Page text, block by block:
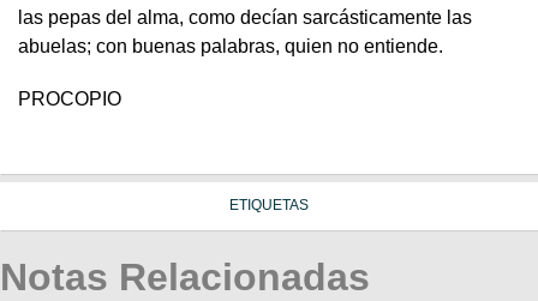
las pepas del alma, como decían sarcásticamente las
abuelas; con buenas palabras, quien no entiende.
PROCOPIO
ETIQUETAS
Notas Relacionadas